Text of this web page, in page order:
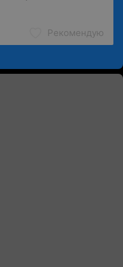
Рекомендую